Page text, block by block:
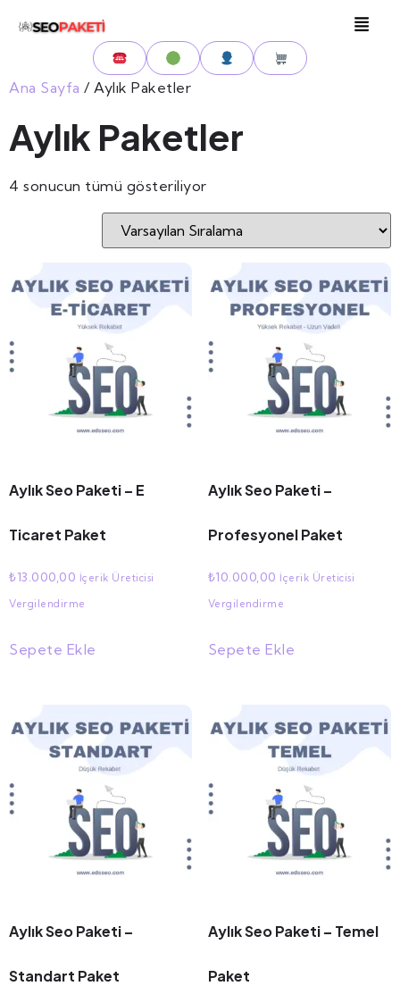
Ana Sayfa / Aylık Paketler
Aylık Paketler
4 sonucun tümü gösteriliyor
Aylık Seo Paketi – E
Ticaret Paket
₺13.000,00 İçerik Üreticisi
Vergilendirme
Sepete Ekle
Aylık Seo Paketi –
Profesyonel Paket
₺10.000,00 İçerik Üreticisi
Vergilendirme
Sepete Ekle
Aylık Seo Paketi –
Standart Paket
Aylık Seo Paketi – Temel
Paket